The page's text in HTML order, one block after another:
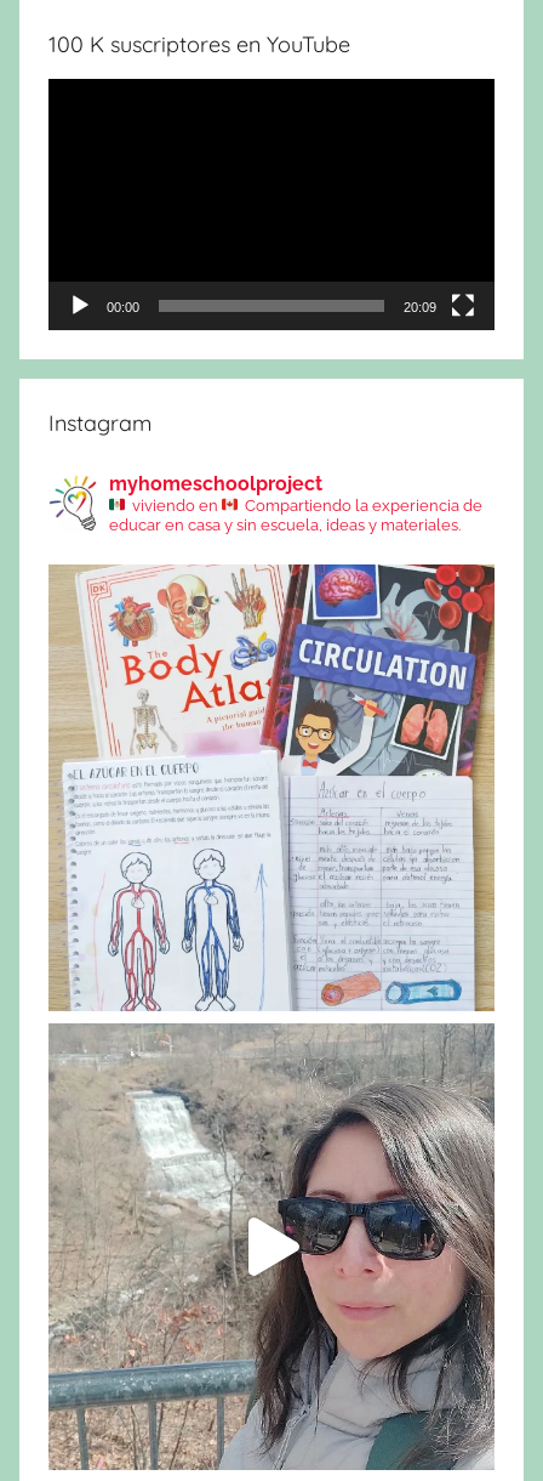
100 K suscriptores en YouTube
00:00 20:09
Instagram
myhomeschoolproject
viviendo en
Compartiendo la experiencia de
educar en casa y sin escuela, ideas y materiales.